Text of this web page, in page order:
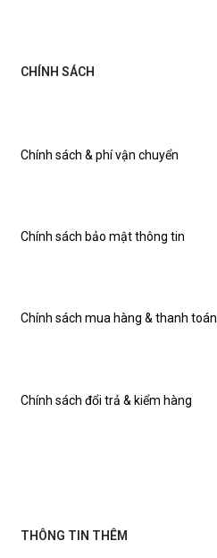
THÔNG TIN THÊM
CHÍNH SÁCH
Chính sách bảo mật thông tin
Chính sách mua hàng & thanh toán
Chính sách đổi trả & kiểm hàng
Chính sách & phí vận chuyển